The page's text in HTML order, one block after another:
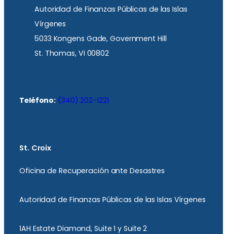
Autoridad de Finanzas Públicas de las Islas
Vírgenes
5033 Kongens Gade, Government Hill
St. Thomas, VI 00802
Teléfono: (340) 202-1221
St. Croix
Oficina de Recuperación ante Desastres
Autoridad de Finanzas Públicas de las Islas Vírgenes
1AH Estate Diamond, Suite 1 y Suite 2